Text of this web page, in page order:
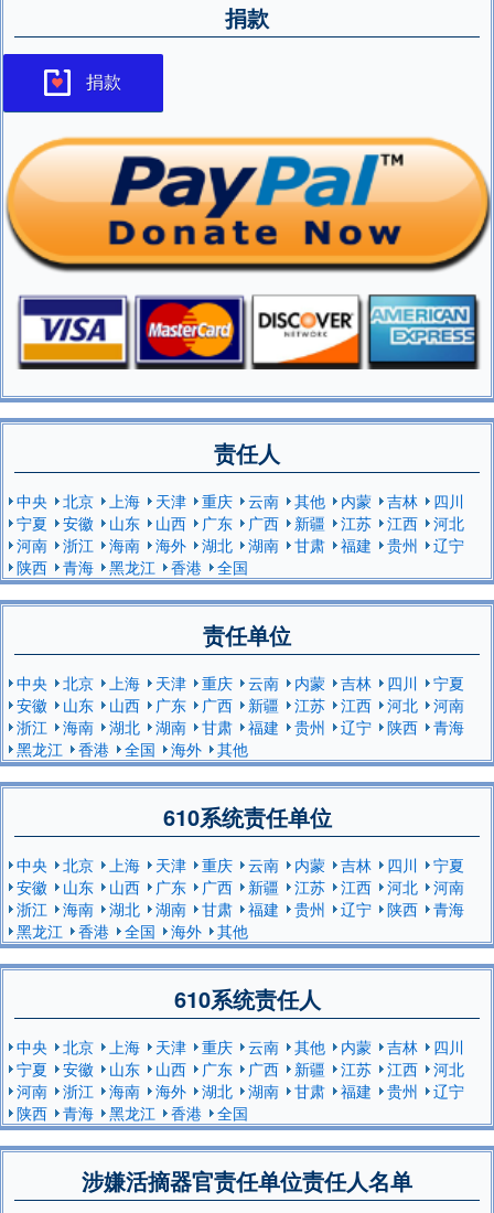
捐款
捐款
责任人
中央 北京 上海 天津 重庆 云南 其他 内蒙 吉林
四川
宁夏
安徽 山东 山西 广东 广西 新疆 江苏 江西
河北
河南
浙江 海南 海外 湖北 湖南 甘肃 福建 贵州
辽宁
陕西
青海 黑龙江 香港 全国
责任单位
中央 北京 上海 天津 重庆 云南 内蒙 吉林 四川
宁夏
安徽
山东 山西 广东 广西 新疆 江苏 江西 河北
河南
浙江
海南 湖北 湖南 甘肃 福建 贵州 辽宁 陕西
青海
黑龙江
香港 全国 海外 其他
610系统责任单位
中央 北京 上海 天津 重庆 云南 内蒙 吉林 四川
宁夏
安徽
山东 山西 广东 广西 新疆 江苏 江西 河北
河南
浙江
海南 湖北 湖南 甘肃 福建 贵州 辽宁 陕西
青海
黑龙江
香港 全国 海外 其他
610系统责任人
中央 北京 上海 天津 重庆 云南 其他 内蒙 吉林
四川
宁夏
安徽 山东 山西 广东 广西 新疆 江苏 江西
河北
河南
浙江 海南 海外 湖北 湖南 甘肃 福建 贵州
辽宁
陕西
青海 黑龙江 香港 全国
涉嫌活摘器官责任单位责任人名单